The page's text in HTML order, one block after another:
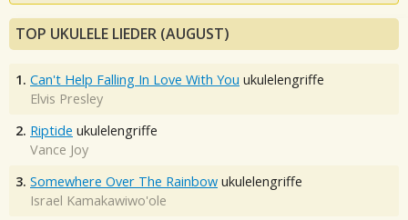
TOP UKULELE LIEDER (AUGUST)
1. Can't Help Falling In Love With You ukulelengriffe
Elvis Presley
2. Riptide ukulelengriffe
Vance Joy
3. Somewhere Over The Rainbow ukulelengriffe
Israel Kamakawiwo'ole